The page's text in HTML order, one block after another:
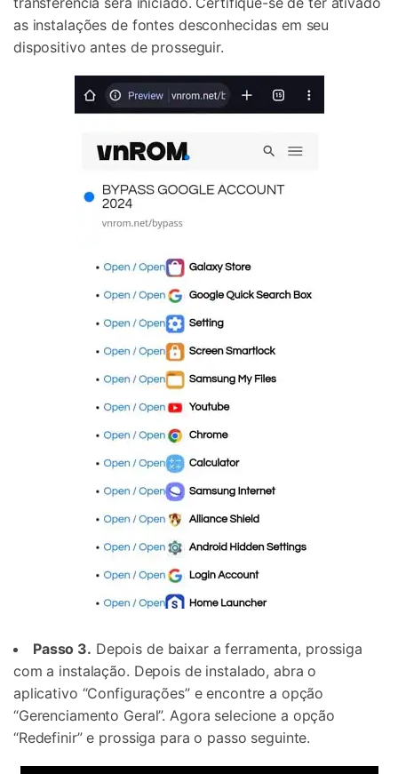
as instalações de fontes desconhecidas em seu
dispositivo antes de prosseguir.
Passo 3. Depois de baixar a ferramenta, prossiga
com a instalação. Depois de instalado, abra o
aplicativo “Configurações” e encontre a opção
“Gerenciamento Geral”. Agora selecione a opção
“Redefinir” e prossiga para o passo seguinte.